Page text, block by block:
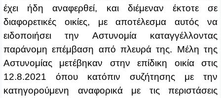
έχει ήδη αναφερθεί, και διέμεναν έκτοτε σε
διαφορετικές οικίες, με αποτέλεσμα αυτός να
ειδοποιήσει την Αστυνομία καταγγέλλοντας
παράνομη επέμβαση από πλευρά της. Μέλη της
Αστυνομίας μετέβηκαν στην επίδικη οικία στις
12.8.2021 όπου κατόπιν συζήτησης με την
κατηγορούμενη αναφορικά με τις περιστάσεις